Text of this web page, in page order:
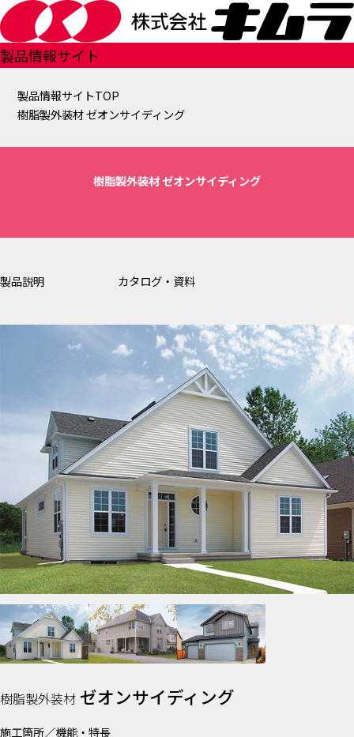
製品情報サイト
製品情報サイトTOP
樹脂製外装材 ゼオンサイディング
樹脂製外装材 ゼオンサイディング
製品説明 カタログ・資料
樹脂製外装材 ゼオンサイディング
施工箇所／機能・特長